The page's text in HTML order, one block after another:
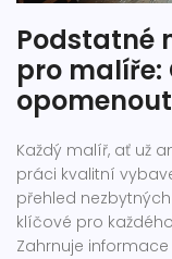
Podstatné
pro malíře:
opomenout
Každý malíř, ať už
práci kvalitní
přehled
klíčové pro
Zahrnuje